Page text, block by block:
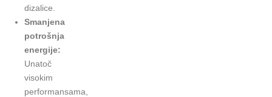
dizalice.
Smanjena
potrošnja
energije:
Unatoč
visokim
performansama,